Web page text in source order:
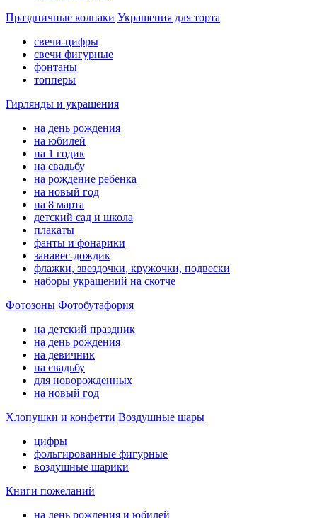
Праздничные колпаки Украшения для торта
свечи-цифры
свечи фигурные
фонтаны
топперы
Гирлянды и украшения
на день рождения
на юбилей
на 1 годик
на свадьбу
на рождение ребенка
на новый год
на 8 марта
детский сад и школа
плакаты
фанты и фонарики
занавес-дождик
флажки, звездочки, кружочки, подвески
наборы украшений на скотче
Фотозоны Фотобутафория
на детский праздник
на день рождения
на девичник
на свадьбу
для новорожденных
на новый год
Хлопушки и конфетти Воздушные шары
цифры
фольгированные фигурные
воздушные шарики
Книги пожеланий
на день рождения и юбилей